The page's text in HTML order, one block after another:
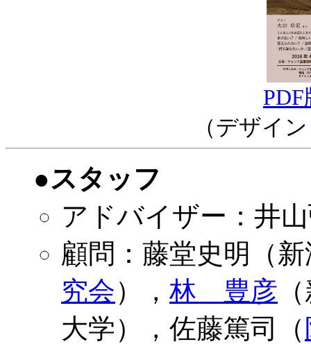
（デザイ
●スタッフ
アドバイザー：井
顧問：藤堂史明（
究会）， 林 豊彦
大学），佐藤篤司（